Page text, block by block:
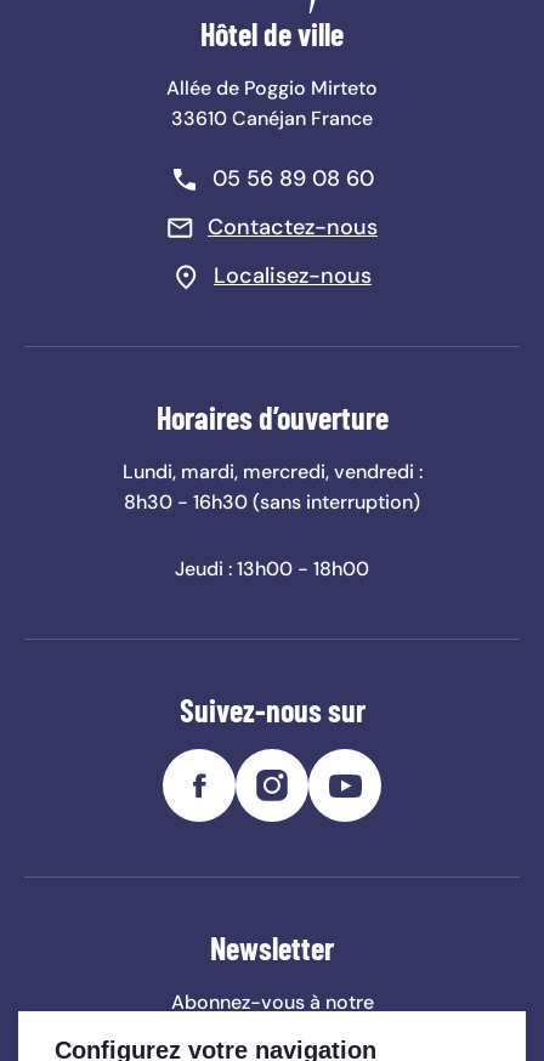
Configurez votre navigation
Hôtel de ville
Allée de Poggio Mirteto
33610 Canéjan France
Téléphone :
05 56 89 08 60
Contactez-nous
Localisez-nous
Horaires d’ouverture
Lundi, mardi, mercredi, vendredi :
8h30 - 16h30 (sans interruption)
Jeudi : 13h00 - 18h00
Suivez-nous sur
Newsletter
Abonnez-vous à notre